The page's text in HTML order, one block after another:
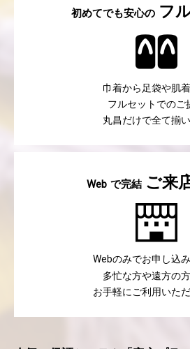
初めてでも安心の フ
巾着から足袋や肌
フルセットでのご
丸昌だけで全て揃
Web で完結 ご来
Webのみでお申し込
多忙な方や遠方の
お手軽にご利用いた